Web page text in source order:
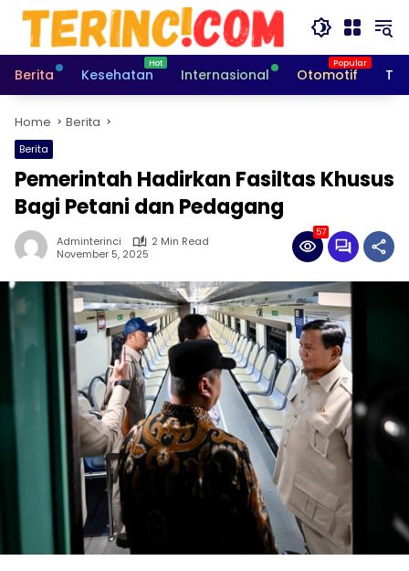
Skip
content
Berita
Kesehatan Internasional Otomotif
Home Berita
Berita
Pemerintah Hadirkan Fasiltas Khusus
Bagi Petani dan Pedagang
Adminterinci
2 Min Read
November 5, 2025
57